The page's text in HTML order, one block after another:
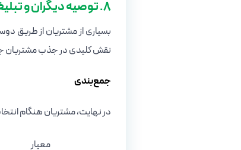
8. توصیه دیگران و تبلیغات دهان‌به‌دهان
بسیاری از مشتریان از طریق
نقش کلیدی در جذب مشتریان
جمع‌بندی
در نهایت، مشتریان هنگام
معیار